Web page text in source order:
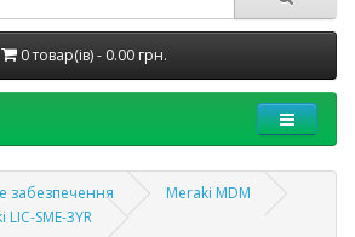
0 товар(ів) - 0.00 грн.
забезпечення
Meraki MDM
SME-3YR